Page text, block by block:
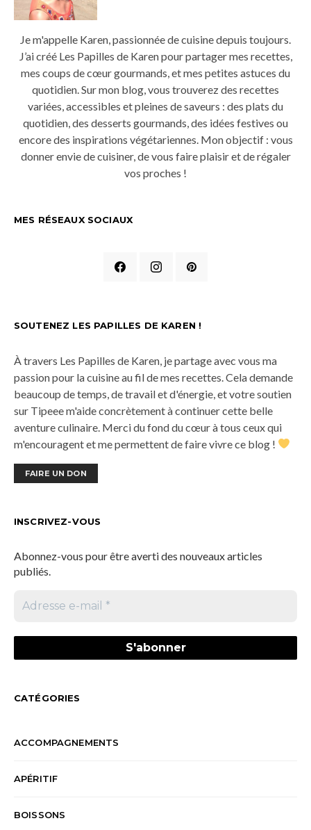
Je m'appelle Karen, passionnée de cuisine depuis toujours.
J’ai créé Les Papilles de Karen pour partager mes recettes,
mes coups de cœur gourmands, et mes petites astuces du
quotidien. Sur mon blog, vous trouverez des recettes
variées, accessibles et pleines de saveurs : des plats du
quotidien, des desserts gourmands, des idées festives ou
encore des inspirations végétariennes. Mon objectif : vous
donner envie de cuisiner, de vous faire plaisir et de régaler
vos proches !
MES RÉSEAUX SOCIAUX
SOUTENEZ LES PAPILLES DE KAREN !
À travers Les Papilles de Karen, je partage avec vous ma
passion pour la cuisine au fil de mes recettes. Cela demande
beaucoup de temps, de travail et d'énergie, et votre soutien
sur Tipeee m'aide concrètement à continuer cette belle
aventure culinaire. Merci du fond du cœur à tous ceux qui
m'encouragent et me permettent de faire vivre ce blog !
FAIRE UN DON
INSCRIVEZ-VOUS
Abonnez-vous pour être averti des nouveaux articles
publiés.
CATÉGORIES
ACCOMPAGNEMENTS
APÉRITIF
BOISSONS